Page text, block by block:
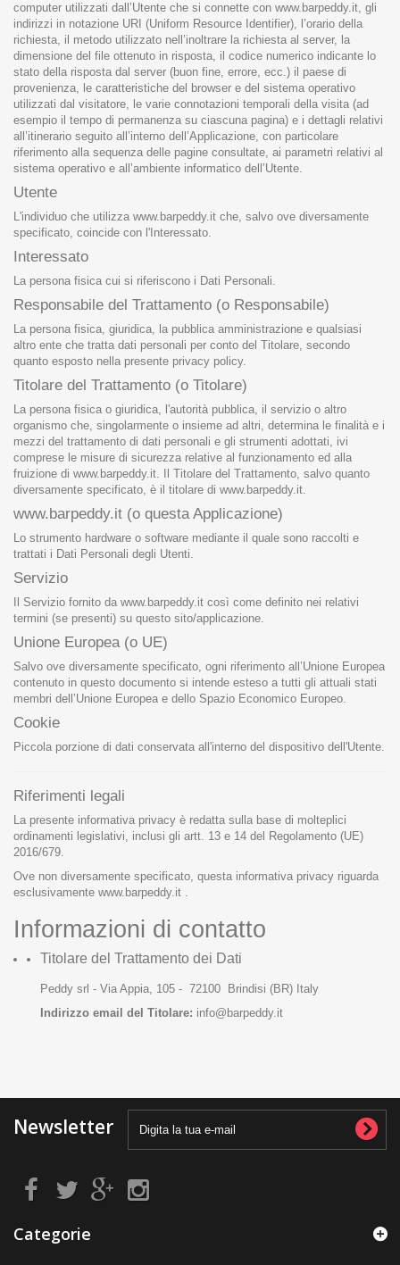
computer utilizzati dall’Utente che si connette con www.barpeddy.it, gli
indirizzi in notazione URI (Uniform Resource Identifier), l’orario della
richiesta, il metodo utilizzato nell’inoltrare la richiesta al server, la
dimensione del file ottenuto in risposta, il codice numerico indicante lo
stato della risposta dal server (buon fine, errore, ecc.) il paese di
provenienza, le caratteristiche del browser e del sistema operativo
utilizzati dal visitatore, le varie connotazioni temporali della visita (ad
esempio il tempo di permanenza su ciascuna pagina) e i dettagli relativi
all’itinerario seguito all’interno dell’Applicazione, con particolare
riferimento alla sequenza delle pagine consultate, ai parametri relativi al
sistema operativo e all’ambiente informatico dell’Utente.
Utente
L'individuo che utilizza www.barpeddy.it che, salvo ove diversamente
specificato, coincide con l'Interessato.
Interessato
La persona fisica cui si riferiscono i Dati Personali.
Responsabile del Trattamento (o Responsabile)
La persona fisica, giuridica, la pubblica amministrazione e qualsiasi
altro ente che tratta dati personali per conto del Titolare, secondo
quanto esposto nella presente privacy policy.
Titolare del Trattamento (o Titolare)
La persona fisica o giuridica, l'autorità pubblica, il servizio o altro
organismo che, singolarmente o insieme ad altri, determina le finalità e i
mezzi del trattamento di dati personali e gli strumenti adottati, ivi
comprese le misure di sicurezza relative al funzionamento ed alla
fruizione di www.barpeddy.it. Il Titolare del Trattamento, salvo quanto
diversamente specificato, è il titolare di www.barpeddy.it.
www.barpeddy.it (o questa Applicazione)
Lo strumento hardware o software mediante il quale sono raccolti e
trattati i Dati Personali degli Utenti.
Servizio
Il Servizio fornito da www.barpeddy.it così come definito nei relativi
termini (se presenti) su questo sito/applicazione.
Unione Europea (o UE)
Salvo ove diversamente specificato, ogni riferimento all’Unione Europea
contenuto in questo documento si intende esteso a tutti gli attuali stati
membri dell’Unione Europea e dello Spazio Economico Europeo.
Cookie
Piccola porzione di dati conservata all'interno del dispositivo dell'Utente.
Riferimenti legali
La presente informativa privacy è redatta sulla base di molteplici
ordinamenti legislativi, inclusi gli artt. 13 e 14 del Regolamento (UE)
2016/679.
Ove non diversamente specificato, questa informativa privacy riguarda
esclusivamente www.barpeddy.it .
Informazioni di contatto
Titolare del Trattamento dei Dati
Peddy srl - Via Appia, 105 - 72100 Brindisi (BR) Italy
Indirizzo email del Titolare: info@barpeddy.it
Newsletter
Categorie